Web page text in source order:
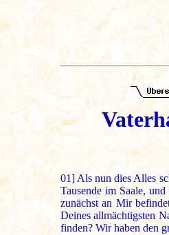
01]Als nun dies Alles
Tausende im Saale,
zunächst an Mir
Deines allmächtigsten
finden? Wir haben den